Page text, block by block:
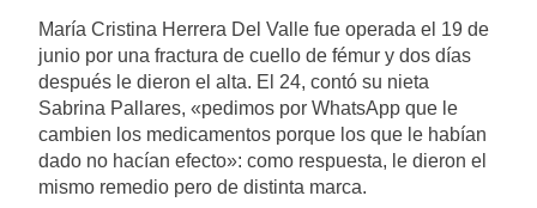
cayeron las acciones en Wall
Street y el riesgo país quedó
al borde de los 450 puntos
1 Día Atrás
Jorge Macri condenó los
disturbios frente al Congreso
y calificó a los responsables
como «delincuentes
anarquistas»
1 Día Atrás
Día Internacional de la
Cerveza: los tres secretos
para servirla correctamente
1 Día Atrás
María Cristina Herrera Del Valle fue operada el 19 de
junio por una fractura de cuello de fémur y dos días
después le dieron el alta. El 24, contó su nieta
Sabrina Pallares, «pedimos por WhatsApp que le
cambien los medicamentos porque los que le habían
dado no hacían efecto»: como respuesta, le dieron el
mismo remedio pero de distinta marca.